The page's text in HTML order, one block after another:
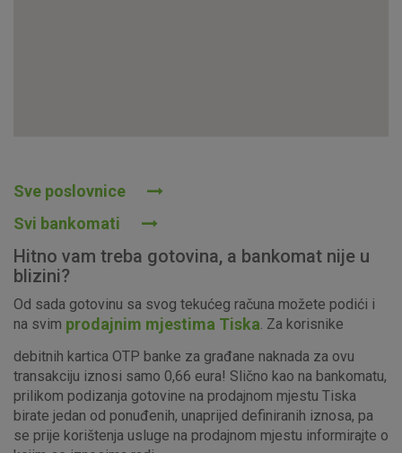
Sve poslovnice
Svi bankomati
Hitno vam treba gotovina, a bankomat nije u
blizini?
Od sada gotovinu sa svog tekućeg računa možete podići i
na svim prodajnim mjestima Tiska . Za korisnike
debitnih kartica OTP banke za građane naknada za ovu
transakciju iznosi samo 0,66 eura! Slično kao na bankomatu,
prilikom podizanja gotovine na prodajnom mjestu Tiska
birate jedan od ponuđenih, unaprijed definiranih iznosa, pa
se prije korištenja usluge na prodajnom mjestu informirajte o
Ovi kolačići nužni su za funkcioniranje internetske stranice i
postavljaju kao odgovor na vaše radnje koje uključuju zahtjev
za uslugama, kao što su postavke kolačića. Svoj preglednik
o njima, ali u tom slučaju neki dijelovi stranice neće raditi. Ti
kolačići ne pohranjuju nikakve informacije koje bi vas mogle
identificirati.
Detaljnije informacije o kolačićima